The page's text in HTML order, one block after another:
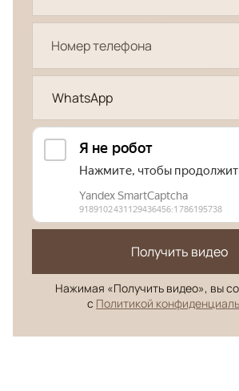
WhatsApp
Получить видео
Нажимая «Получить видео», вы
с Политикой